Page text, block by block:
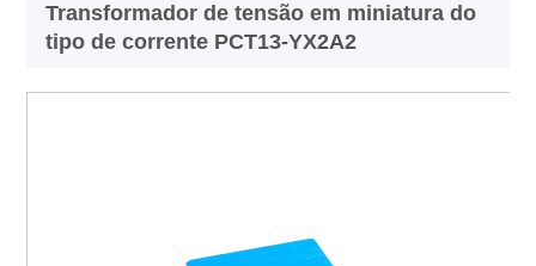
Transformador de tensão em miniatura do
tipo de corrente PCT13-YX2A2